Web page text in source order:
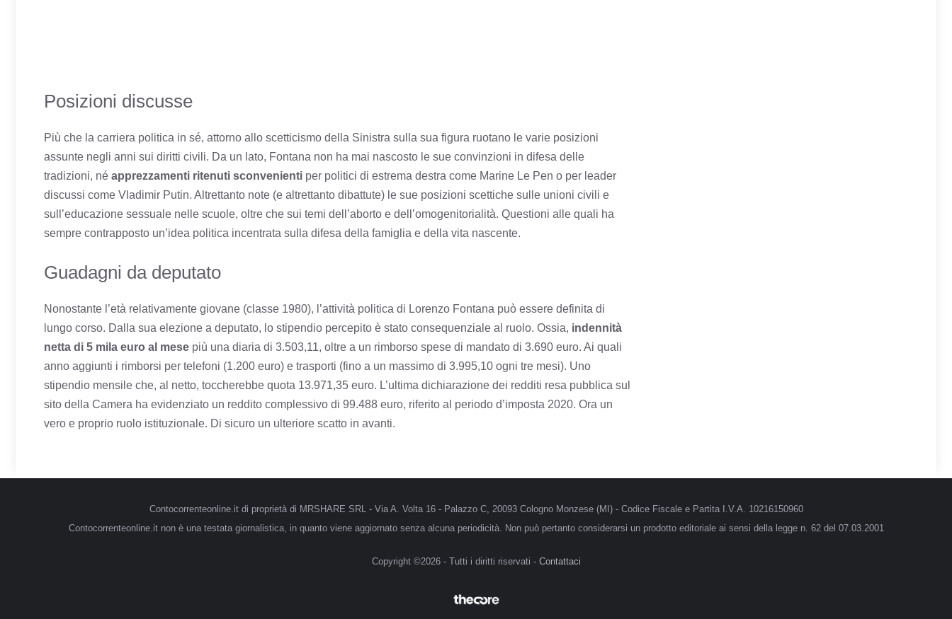
Posizioni discusse
Più che la carriera politica in sé, attorno allo scetticismo della Sinistra sulla sua figura ruotano le varie posizioni
assunte negli anni sui diritti civili. Da un lato, Fontana non ha mai nascosto le sue convinzioni in difesa delle
tradizioni, né apprezzamenti ritenuti sconvenienti per politici di estrema destra come Marine Le Pen o per leader
discussi come Vladimir Putin. Altrettanto note (e altrettanto dibattute) le sue posizioni scettiche sulle unioni civili e
sull’educazione sessuale nelle scuole, oltre che sui temi dell’aborto e dell’omogenitorialità. Questioni alle quali ha
sempre contrapposto un’idea politica incentrata sulla difesa della famiglia e della vita nascente.
Guadagni da deputato
Nonostante l’età relativamente giovane (classe 1980), l’attività politica di Lorenzo Fontana può essere definita di
lungo corso. Dalla sua elezione a deputato, lo stipendio percepito è stato consequenziale al ruolo. Ossia, indennità
netta di 5 mila euro al mese più una diaria di 3.503,11, oltre a un rimborso spese di mandato di 3.690 euro. Ai quali
anno aggiunti i rimborsi per telefoni (1.200 euro) e trasporti (fino a un massimo di 3.995,10 ogni tre mesi). Uno
stipendio mensile che, al netto, toccherebbe quota 13.971,35 euro. L’ultima dichiarazione dei redditi resa pubblica sul
sito della Camera ha evidenziato un reddito complessivo di 99.488 euro, riferito al periodo d’imposta 2020. Ora un
vero e proprio ruolo istituzionale. Di sicuro un ulteriore scatto in avanti.
Contocorrenteonline.it di proprietà di MRSHARE SRL - Via A. Volta 16 - Palazzo C, 20093 Cologno Monzese (MI) - Codice Fiscale e Partita I.V.A. 10216150960
Contocorrenteonline.it non è una testata giornalistica, in quanto viene aggiornato senza alcuna periodicità. Non può pertanto considerarsi un prodotto editoriale ai sensi della legge n. 62 del 07.03.2001
Copyright ©2026 - Tutti i diritti riservati - Contattaci